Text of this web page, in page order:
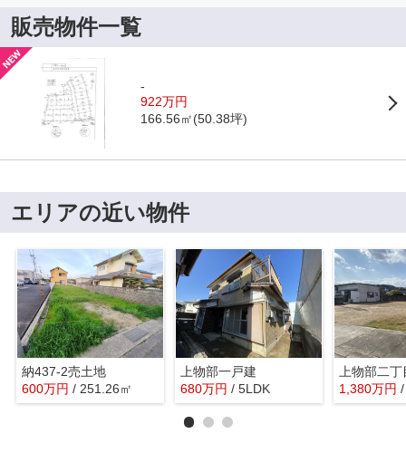
販売物件一覧
-
922万円
166.56㎡(50.38坪)
エリアの近い物件
納437-2売土地
600万円 / 251.26㎡
上物部一戸建
680万円 / 5LDK 1,380万円